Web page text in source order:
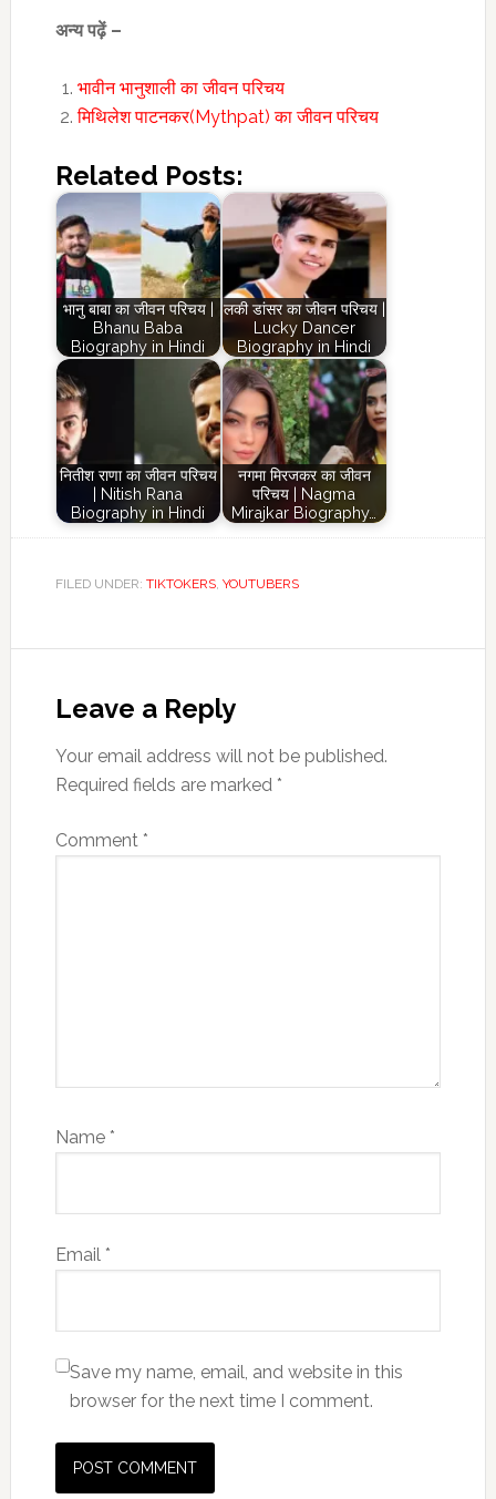
अन्य पढ़ें –
भावीन भानुशाली का जीवन परिचय
मिथिलेश पाटनकर(Mythpat) का जीवन परिचय
Related Posts:
भानु बाबा का जीवन परिचय |
Bhanu Baba
Biography in Hindi
लकी डांसर का जीवन परिचय |
Lucky Dancer
Biography in Hindi
नितीश राणा का जीवन परिचय
| Nitish Rana
Biography in Hindi
नगमा मिरजकर का जीवन
परिचय | Nagma
Mirajkar Biography…
FILED UNDER: TIKTOKERS, YOUTUBERS
Interactions
Leave a Reply
Your email address will not be published.
Required fields are marked *
Comment *
Name *
Email *
Save my name, email, and website in this
browser for the next time I comment.